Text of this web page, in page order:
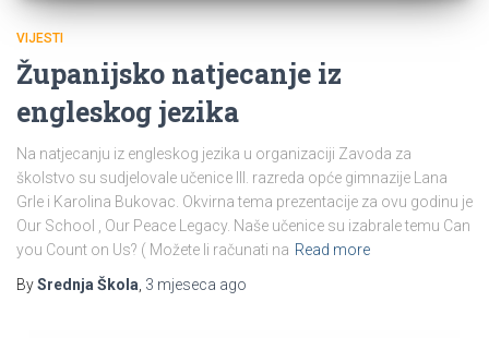
VIJESTI
Županijsko natjecanje iz
engleskog jezika
Na natjecanju iz engleskog jezika u organizaciji Zavoda za
školstvo su sudjelovale učenice III. razreda opće gimnazije Lana
Grle i Karolina Bukovac. Okvirna tema prezentacije za ovu godinu je
Our School , Our Peace Legacy. Naše učenice su izabrale temu Can
you Count on Us? ( Možete li računati na Read more
BySrednja Škola 3 mjeseca ago